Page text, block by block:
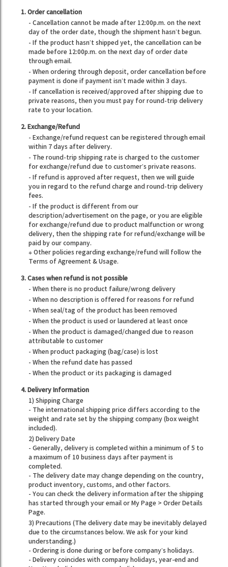
1. Order cancellation
- Cancellation cannot be made after 12:00p.m. on the next
day of the order date, though the shipment hasn’t begun.
- If the product hasn’t shipped yet, the cancellation can be
made before 12:00p.m. on the next day of order date
through email.
- When ordering through deposit, order cancellation before
payment is done if payment isn’t made within 3 days.
- If cancellation is received/approved after shipping due to
private reasons, then you must pay for round-trip delivery
rate to your location.
2. Exchange/Refund
- Exchange/refund request can be registered through email
within 7 days after delivery.
- The round-trip shipping rate is charged to the customer
for exchange/refund due to customer’s private reasons.
- If refund is approved after request, then we will guide
you in regard to the refund charge and round-trip delivery
fees.
- If the product is different from our
description/advertisement on the page, or you are eligible
for exchange/refund due to product malfunction or wrong
delivery, then the shipping rate for refund/exchange will be
paid by our company.
※ Other policies regarding exchange/refund will follow the
Terms of Agreement & Usage.
3. Cases when refund is not possible
- When there is no product failure/wrong delivery
- When no description is offered for reasons for refund
- When seal/tag of the product has been removed
- When the product is used or laundered at least once
- When the product is damaged/changed due to reason
attributable to customer
- When product packaging (bag/case) is lost
- When the refund date has passed
- When the product or its packaging is damaged
4. Delivery Information
1) Shipping Charge
- The international shipping price differs according to the
weight and rate set by the shipping company (box weight
included).
2) Delivery Date
- Generally, delivery is completed within a minimum of 5 to
a maximum of 10 business days after payment is
completed.
- The delivery date may change depending on the country,
product inventory, customs, and other factors.
- You can check the delivery information after the shipping
has started through your email or My Page > Order Details
Page.
3) Precautions (The delivery date may be inevitably delayed
due to the circumstances below. We ask for your kind
understanding.)
- Ordering is done during or before company’s holidays.
- Delivery coincides with company holidays, year-end and